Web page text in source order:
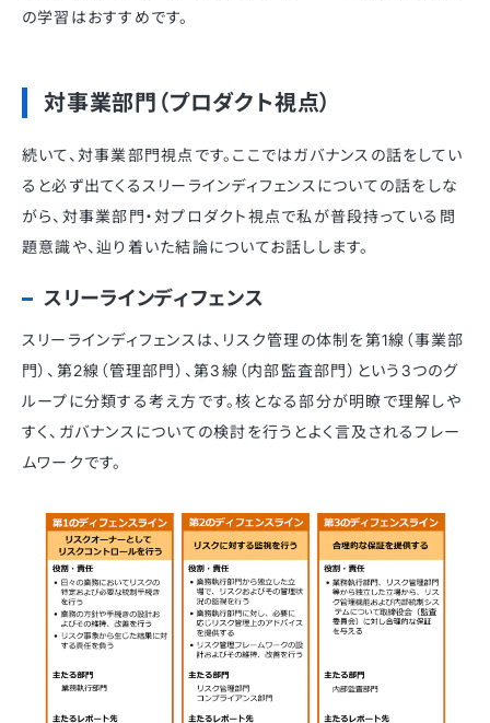
の学習はおすすめです。
対事業部門（プロダクト視点）
続いて、対事業部門視点です。ここではガバナンスの話をしてい
ると必ず出てくるスリーラインディフェンスについての話をしな
がら、対事業部門・対プロダクト視点で私が普段持っている問
題意識や、辿り着いた結論についてお話しします。
スリーラインディフェンス
スリーラインディフェンスは、リスク管理の体制を第1線（事業部
門）、第2線（管理部門）、第3線（内部監査部門）という3つのグ
ループに分類する考え方です。核となる部分が明瞭で理解しや
すく、ガバナンスについての検討を行うとよく言及されるフレー
ムワークです。